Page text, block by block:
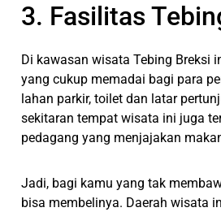
3. Fasilitas
Di kawasan wisata Tebing Breksi
yang cukup memadai bagi para
lahan parkir, toilet dan latar
sekitaran tempat wisata ini juga
pedagang yang menjajakan
Jadi, bagi kamu yang tak
bisa membelinya. Daerah wisata